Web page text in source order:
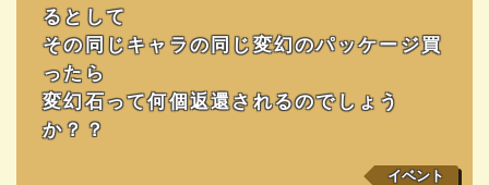
るとして
その同じキャラの同じ変幻のパッケージ買
ったら
変幻石って何個返還されるのでしょう
か？？
イベント